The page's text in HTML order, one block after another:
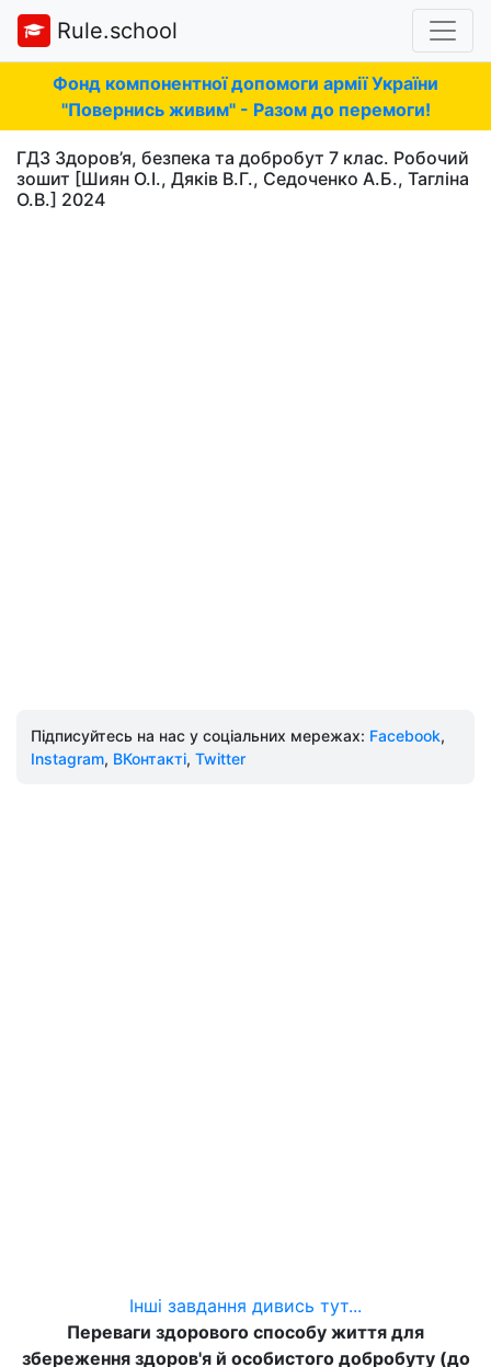
Rule.school
Фонд компонентної допомоги армії України
"Повернись живим" - Разом до перемоги!
ГДЗ Здоров’я, безпека та добробут 7 клас. Робочий
зошит [Шиян О.І., Дяків В.Г., Седоченко А.Б., Тагліна
О.В.] 2024
Підписуйтесь на нас у соціальних мережах: Facebook,
Instagram, ВКонтакті, Twitter
Інші завдання дивись тут...
Переваги здорового способу життя для
збереження здоров'я й особистого добробуту (до